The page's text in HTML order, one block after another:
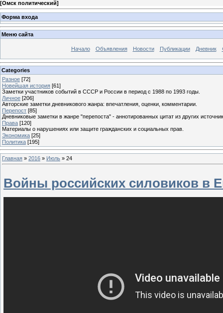
[Омск политический]
Форма входа
Меню сайта
Начало Объявления Новости Публикации Дневник
Categories
Разное [72]
Новейшая история [61]
Заметки участников событий в СССР и России в период с 1988 по 1993 годы.
Личное [206]
Авторские заметки дневникового жанра: впечатления, оценки, комментарии.
Перепост [85]
Дневниковые заметки в жанре "перепоста" - аннотированных цитат из других
Права [120]
Материалы о нарушениях или защите гражданских и социальных прав.
Экономика [25]
Политика [195]
Главная » 2016 » Июль » 24
Войны российских силовиков в